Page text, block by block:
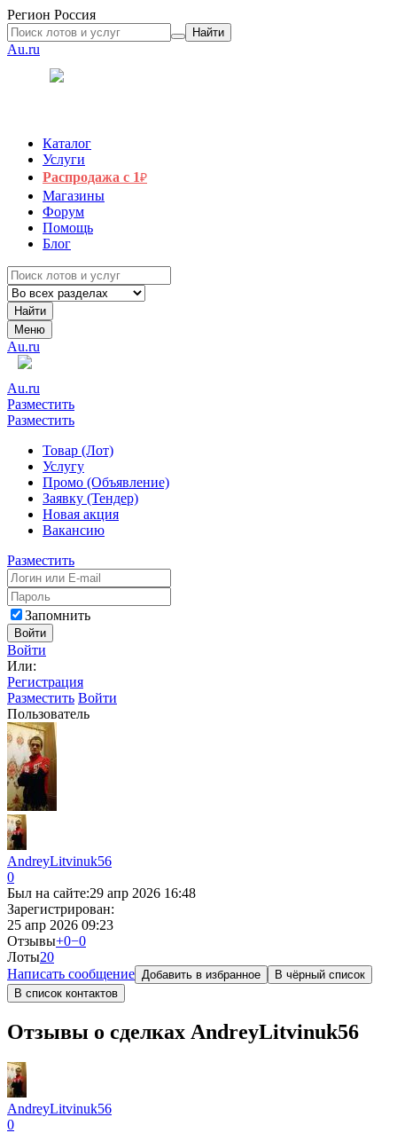
Регион Россия
Найти
Au.ru
Каталог
Услуги
Распродажа с 1₽
Магазины
Форум
Помощь
Блог
Найти
Меню
Au.ru
Au.ru
Разместить
Разместить
Товар (Лот)
Услугу
Промо (Объявление)
Заявку (Тендер)
Новая акция
Вакансию
Разместить
Запомнить
Войти
Войти
Или:
Регистрация
Разместить Войти
Пользователь
AndreyLitvinuk56
0
Был на сайте:29 апр 2026 16:48
Зарегистрирован:
25 апр 2026 09:23
Отзывы+0−0
Лоты20
Написать сообщение Добавить в избранное
В чёрный список
В список контактов
Отзывы о сделках AndreyLitvinuk56
AndreyLitvinuk56
0